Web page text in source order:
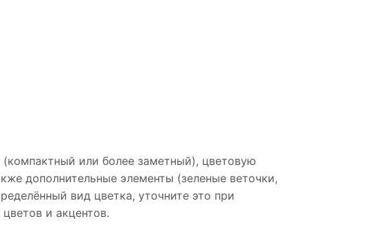
или более заметный), цветовую
дополнительные элементы (зеленые веточки,
вид цветка, уточните это при
и акцентов.